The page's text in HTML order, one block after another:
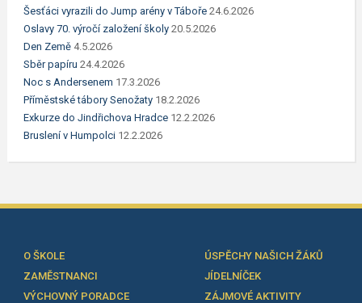
Šesťáci vyrazili do Jump arény v Táboře 24.6.2026
Oslavy 70. výročí založení školy 20.5.2026
Den Země 4.5.2026
Sběr papíru 24.4.2026
Noc s Andersenem 17.3.2026
Příměstské tábory Senožaty 18.2.2026
Exkurze do Jindřichova Hradce 12.2.2026
Bruslení v Humpolci 12.2.2026
O ŠKOLE
ZAMĚSTNANCI
VÝCHOVNÝ PORADCE
ÚSPĚCHY NAŠICH ŽÁKŮ
JÍDELNÍČEK
ZÁJMOVÉ AKTIVITY